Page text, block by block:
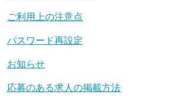
ご利用上の注意点
パスワード再設定
お知らせ
応募のある求人の掲載方法